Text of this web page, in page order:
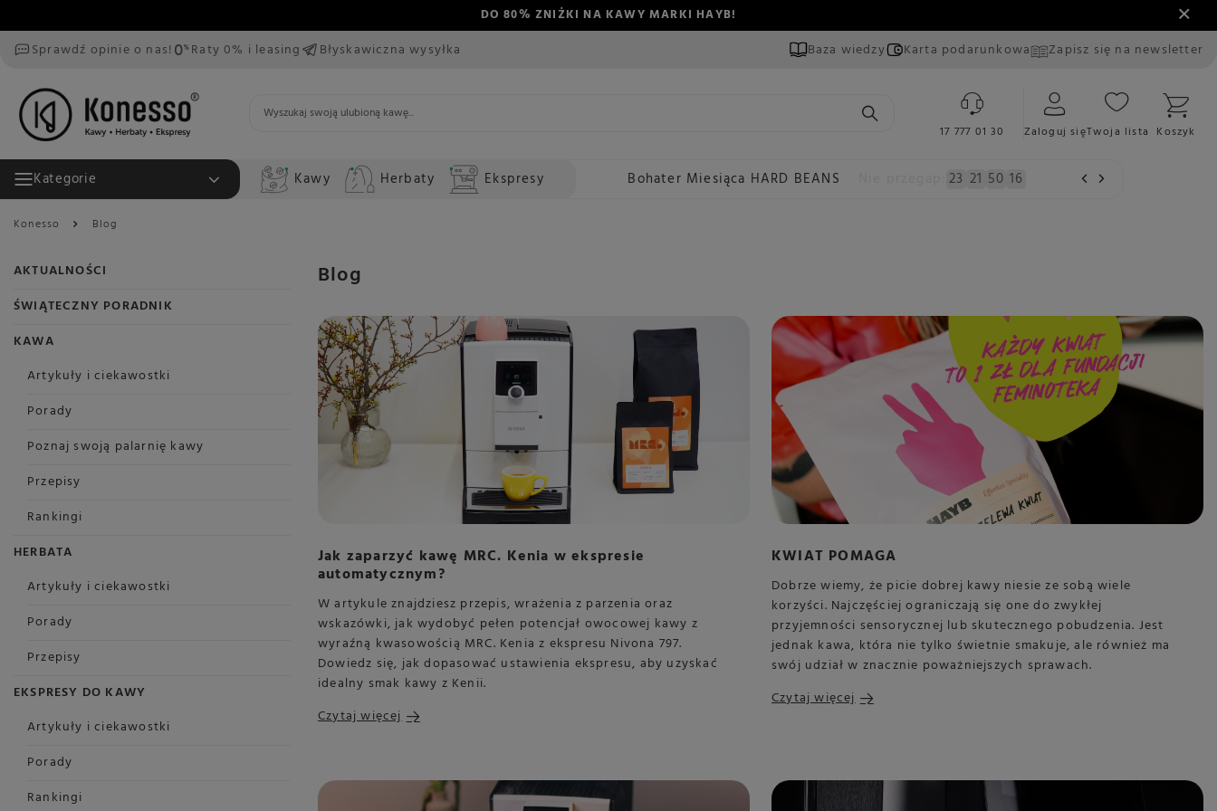
DO 80% ZNIŻKI NA KAWY MARKI HAYB!
Sprawdź opinie o nas!
Raty 0% i leasing Błyskawiczna wysyłka Baza wiedzy Karta podarunkowa Zapisz się na newsletter
17 777 01 30 Zaloguj sięTwoja lista Koszyk
Kategorie Kawy Herbaty Ekspresy Bohater Miesiąca HARD BEANS 23 21 50 15
Konesso Blog
AKTUALNOŚCI
ŚWIĄTECZNY PORADNIK
KAWA
Artykuły i ciekawostki
Porady
Poznaj swoją palarnię kawy
Przepisy
Rankingi
HERBATA
Artykuły i ciekawostki
Porady
Przepisy
EKSPRESY DO KAWY
Artykuły i ciekawostki
Porady
Rankingi
Blog
Jak zaparzyć kawę MRC. Kenia w ekspresie
automatycznym?
W artykule znajdziesz przepis, wrażenia z parzenia oraz
wskazówki, jak wydobyć pełen potencjał owocowej kawy z
wyraźną kwasowością MRC. Kenia z ekspresu Nivona 797.
Dowiedz się, jak dopasować ustawienia ekspresu, aby uzyskać
idealny smak kawy z Kenii.
Czytaj więcej
KWIAT POMAGA
Dobrze wiemy, że picie dobrej kawy niesie ze sobą wiele
korzyści. Najczęściej ograniczają się one do zwykłej
przyjemności sensorycznej lub skutecznego pobudzenia. Jest
jednak kawa, która nie tylko świetnie smakuje, ale również ma
swój udział w znacznie poważniejszych sprawach.
Czytaj więcej